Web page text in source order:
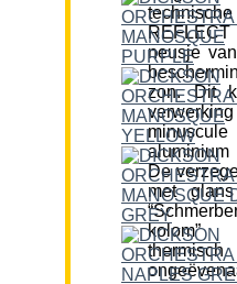
neusje
zon. Dit
De
met